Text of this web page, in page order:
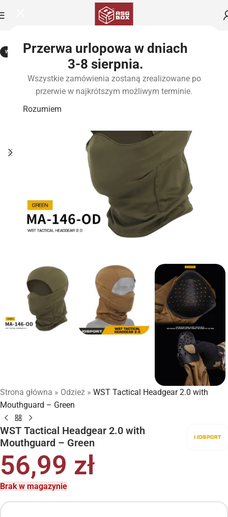
Przerwa urlopowa w dniach
3-8 sierpnia.
Wszystkie zamówienia zostaną zrealizowane po
przerwie w najkrótszym możliwym terminie.
Rozumiem
WYPRZEDANE
Strona główna » Odzież » WST Tactical Headgear 2.0 with
Mouthguard – Green
WST Tactical Headgear 2.0 with
Mouthguard – Green
56,99 zł
Brak w magazynie